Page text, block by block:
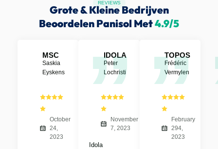
REVIEWS
Grote & Kleine Bedrijven
Beoordelen Panisol Met4.9/5
MSC
Saskia
Eyskens
”
October
24,
2023
IDOLA
Peter
Lochristi
”
November
7, 2023
Idola
TOPOS
Frédéric
Vermylen
February
294,
2023